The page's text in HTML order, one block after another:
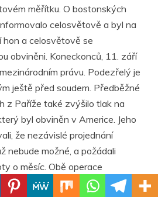
měřítku. O bostonských
celosvětově a byl na
hon a celosvětově se
obviněni. Koneckonců, 11. září
právu. Podezřelý je
ještě před soudem. Předběžné
z Paříže také zvýšilo tlak na
byl obviněn v Americe. Jeho
že nezávislé projednání
nebude možné, a požádali
o měsíc. Obě operace
2013 a v Paříži na začátku